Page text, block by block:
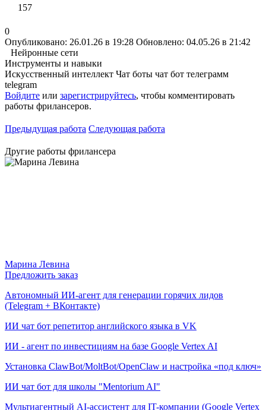
157
0
Опубликовано: 26.01.26 в 19:28 Обновлено: 04.05.26 в 21:42
Нейронные сети
Инструменты и навыки
Искусственный интеллект Чат боты чат бот телеграмм
telegram
Войдите или зарегистрируйтесь, чтобы комментировать
работы фрилансеров.
Предыдущая работа Следующая работа
Другие работы фрилансера
Марина Левина
Предложить заказ
Автономный ИИ-агент для генерации горячих лидов
(Telegram + ВКонтакте)
ИИ чат бот репетитор английского языка в VK
ИИ - агент по инвестициям на базе Google Vertex AI
Установка ClawBot/MoltBot/OpenClaw и настройка «под ключ»
ИИ чат бот для школы "Mentorium AI"
Мультиагентный AI-ассистент для IT-компании (Google Vertex